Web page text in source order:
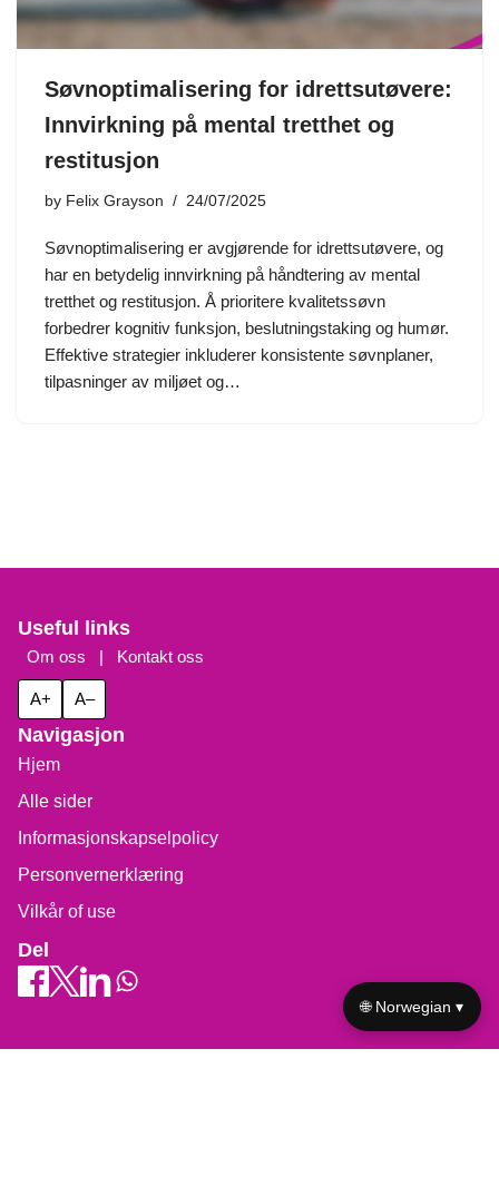
Søvnoptimalisering for idrettsutøvere:
Innvirkning på mental tretthet og
restitusjon
by Felix Grayson 24/07/2025
Søvnoptimalisering er avgjørende for idrettsutøvere, og
har en betydelig innvirkning på håndtering av mental
tretthet og restitusjon. Å prioritere kvalitetssøvn
forbedrer kognitiv funksjon, beslutningstaking og humør.
Effektive strategier inkluderer konsistente søvnplaner,
tilpasninger av miljøet og…
Useful links
Om oss | Kontakt oss
A+ A–
Navigasjon
Hjem
Alle sider
Informasjonskapselpolicy
Personvernerklæring
Vilkår of use
Del
🌐 Norwegian ▾